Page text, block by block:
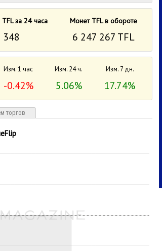
за 24 часа Монет TFL в обороте
348 6 247 267 TFL
Изм. 1 час Изм. 24 ч. Изм. 7 дн.
-0.42% 5.06% 17.74%
торгов